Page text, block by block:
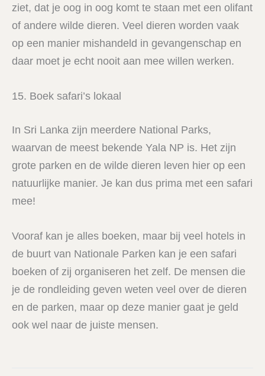
ziet, dat je oog in oog komt te staan met een olifant
of andere wilde dieren. Veel dieren worden vaak
op een manier mishandeld in gevangenschap en
daar moet je echt nooit aan mee willen werken.
15. Boek safari’s lokaal
In Sri Lanka zijn meerdere National Parks,
waarvan de meest bekende Yala NP is. Het zijn
grote parken en de wilde dieren leven hier op een
natuurlijke manier. Je kan dus prima met een safari
mee!
Vooraf kan je alles boeken, maar bij veel hotels in
de buurt van Nationale Parken kan je een safari
boeken of zij organiseren het zelf. De mensen die
je de rondleiding geven weten veel over de dieren
en de parken, maar op deze manier gaat je geld
ook wel naar de juiste mensen.